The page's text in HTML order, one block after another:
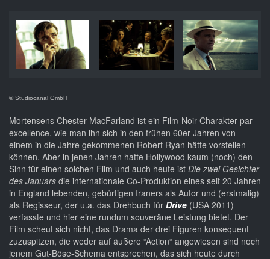
© Studiocanal GmbH
Mortensens Chester MacFarland ist ein Film-Noir-Charakter par
excellence, wie man ihn sich in den frühen 60er Jahren von
einem in die Jahre gekommenen Robert Ryan hätte vorstellen
können. Aber in jenen Jahren hatte Hollywood kaum (noch) den
Sinn für einen solchen Film und auch heute ist Die zwei Gesichter
des Januars die internationale Co-Produktion eines seit 20 Jahren
in England lebenden, gebürtigen Iraners als Autor und (erstmalig)
als Regisseur, der u.a. das Drehbuch für Drive (USA 2011)
verfasste und hier eine rundum souveräne Leistung bietet. Der
Film scheut sich nicht, das Drama der drei Figuren konsequent
zuzuspitzen, die weder auf äußere “Action“ angewiesen sind noch
jenem Gut-Böse-Schema entsprechen, das sich heute durch